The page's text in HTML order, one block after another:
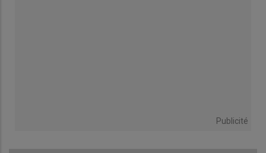
Publicité